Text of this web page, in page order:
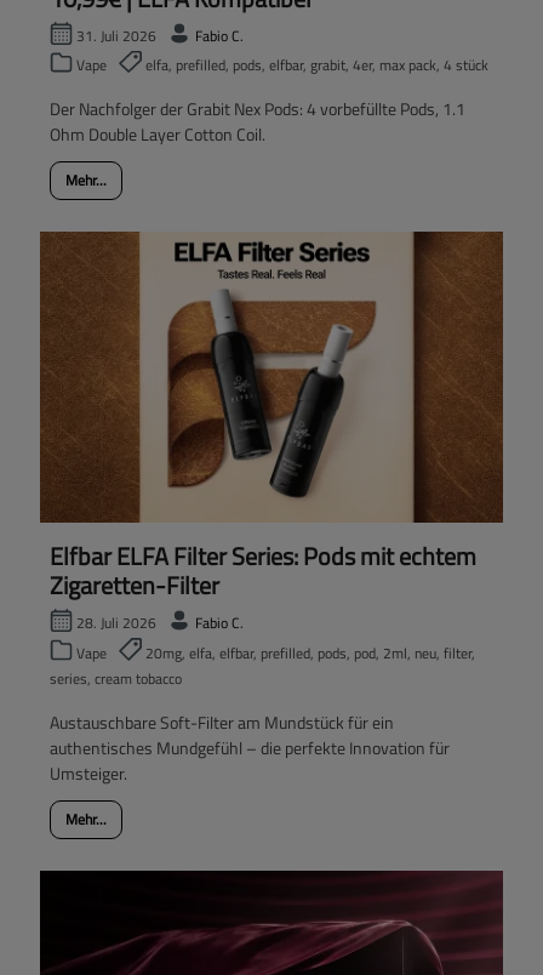
31. Juli 2026
Fabio C.
Vape
elfa, prefilled, pods, elfbar, grabit, 4er, max pack, 4 stück
Der Nachfolger der Grabit Nex Pods: 4 vorbefüllte Pods, 1.1
Ohm Double Layer Cotton Coil.
Mehr...
Elfbar ELFA Filter Series: Pods mit echtem
Zigaretten-Filter
28. Juli 2026
Fabio C.
Vape
20mg, elfa, elfbar, prefilled, pods, pod, 2ml, neu, filter,
series, cream tobacco
Austauschbare Soft-Filter am Mundstück für ein
authentisches Mundgefühl – die perfekte Innovation für
Umsteiger.
Mehr...